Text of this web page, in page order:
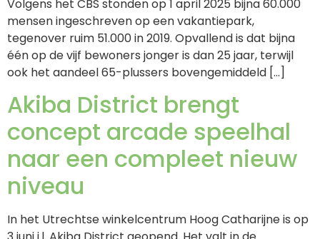
Volgens het CBS stonden op 1 april 2025 bijna 60.000
mensen ingeschreven op een vakantiepark,
tegenover ruim 51.000 in 2019. Opvallend is dat bijna
één op de vijf bewoners jonger is dan 25 jaar, terwijl
ook het aandeel 65-plussers bovengemiddeld […]
Akiba District brengt
concept arcade speelhal
naar een compleet nieuw
niveau
In het Utrechtse winkelcentrum Hoog Catharijne is op